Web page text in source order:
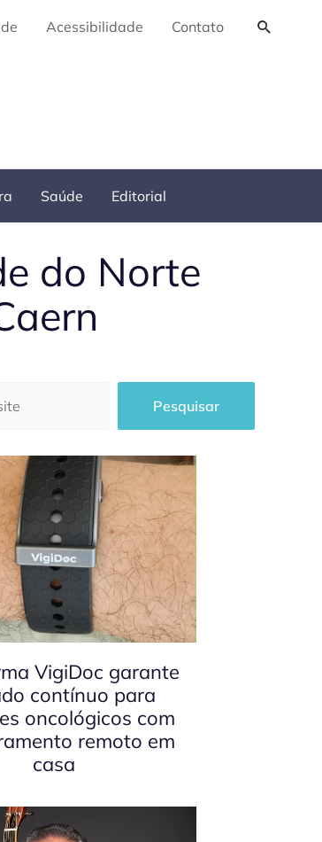
Acessibilidade Contato
Saúde Editorial
do Norte
Pesquisar
VigiDoc garante
contínuo para
oncológicos com
remoto em
casa